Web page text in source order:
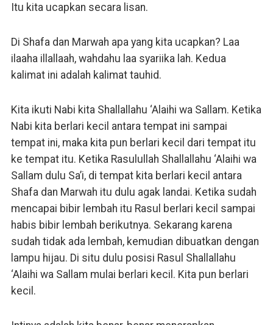
Itu kita ucapkan secara lisan.
Di Shafa dan Marwah apa yang kita ucapkan? Laa
ilaaha illallaah, wahdahu laa syariika lah. Kedua
kalimat ini adalah kalimat tauhid.
Kita ikuti Nabi kita Shallallahu ‘Alaihi wa Sallam. Ketika
Nabi kita berlari kecil antara tempat ini sampai
tempat ini, maka kita pun berlari kecil dari tempat itu
ke tempat itu. Ketika Rasulullah Shallallahu ‘Alaihi wa
Sallam dulu Sa’i, di tempat kita berlari kecil antara
Shafa dan Marwah itu dulu agak landai. Ketika sudah
mencapai bibir lembah itu Rasul berlari kecil sampai
habis bibir lembah berikutnya. Sekarang karena
sudah tidak ada lembah, kemudian dibuatkan dengan
lampu hijau. Di situ dulu posisi Rasul Shallallahu
‘Alaihi wa Sallam mulai berlari kecil. Kita pun berlari
kecil.